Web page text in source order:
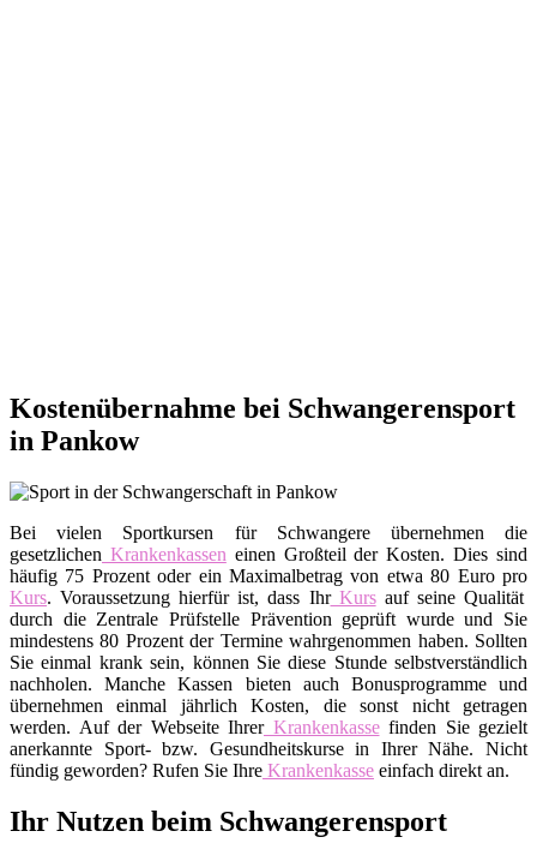
Kostenübernahme bei Schwangerensport
in Pankow
Bei vielen Sportkursen für Schwangere übernehmen die
gesetzlichen Krankenkassen einen Großteil der Kosten. Dies sind
häufig 75 Prozent oder ein Maximalbetrag von etwa 80 Euro pro
Kurs. Voraussetzung hierfür ist, dass IhrKursauf seine Qualität
durch die Zentrale Prüfstelle Prävention geprüft wurde und Sie
mindestens 80 Prozent der Termine wahrgenommen haben. Sollten
Sie einmal krank sein, können Sie diese Stunde selbstverständlich
nachholen. Manche Kassen bieten auch Bonusprogramme und
übernehmen einmal jährlich Kosten, die sonst nicht getragen
werden. Auf der Webseite IhrerKrankenkassefinden Sie gezielt
anerkannte Sport- bzw. Gesundheitskurse in Ihrer Nähe. Nicht
fündig geworden? Rufen Sie Ihre Krankenkasse einfach direkt an.
Ihr Nutzen beim Schwangerensport